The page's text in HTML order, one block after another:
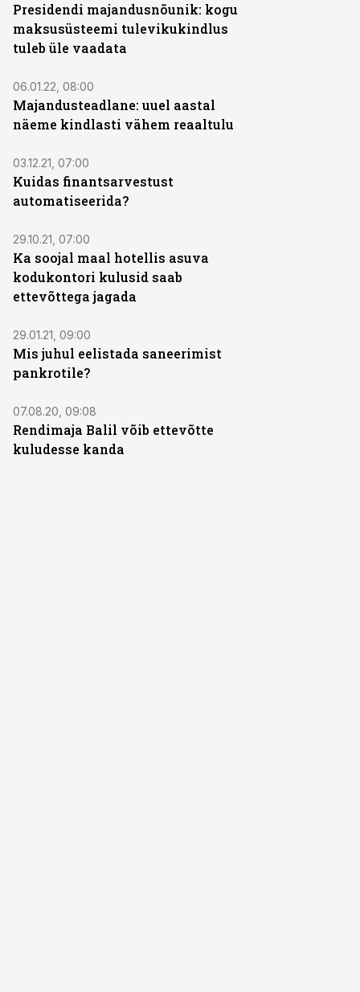
Presidendi majandusnõunik: kogu
maksusüsteemi tulevikukindlus
tuleb üle vaadata
06.01.22, 08:00
Majandusteadlane: uuel aastal
näeme kindlasti vähem reaaltulu
03.12.21, 07:00
Kuidas finantsarvestust
automatiseerida?
29.10.21, 07:00
Ka soojal maal hotellis asuva
kodukontori kulusid saab
ettevõttega jagada
29.01.21, 09:00
Mis juhul eelistada saneerimist
pankrotile?
07.08.20, 09:08
Rendimaja Balil võib ettevõtte
kuludesse kanda